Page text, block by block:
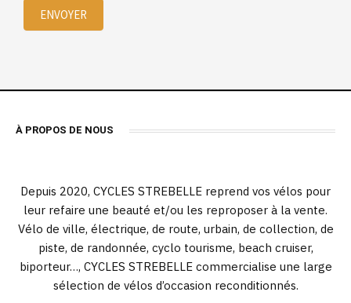
ENVOYER
À PROPOS DE NOUS
Depuis 2020, CYCLES STREBELLE reprend vos vélos pour
leur refaire une beauté et/ou les reproposer à la vente.
Vélo de ville, électrique, de route, urbain, de collection, de
piste, de randonnée, cyclo tourisme, beach cruiser,
biporteur…, CYCLES STREBELLE commercialise une large
sélection de vélos d’occasion reconditionnés.